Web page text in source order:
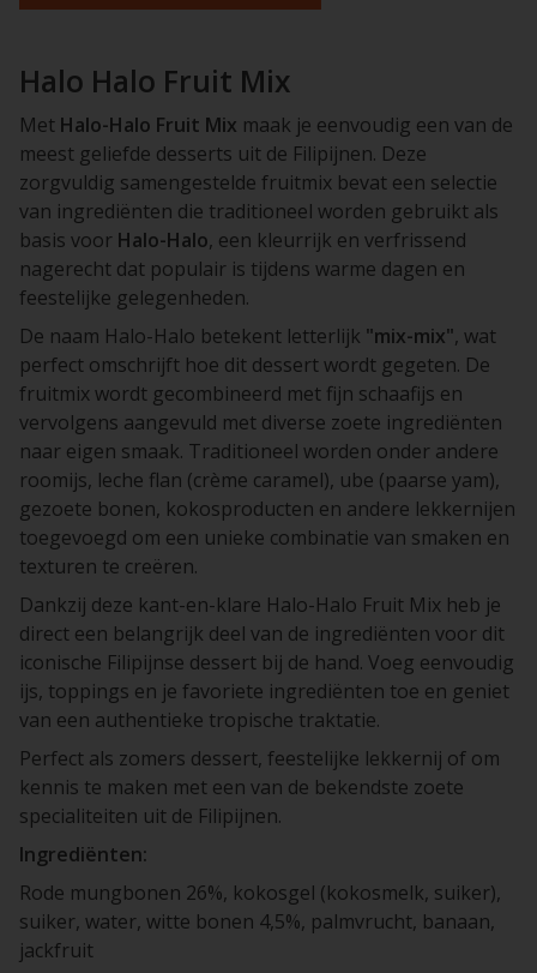
Halo Halo Fruit Mix
Met Halo-Halo Fruit Mix maak je eenvoudig een van de
meest geliefde desserts uit de Filipijnen. Deze
zorgvuldig samengestelde fruitmix bevat een selectie
van ingrediënten die traditioneel worden gebruikt als
basis voor Halo-Halo, een kleurrijk en verfrissend
nagerecht dat populair is tijdens warme dagen en
feestelijke gelegenheden.
De naam Halo-Halo betekent letterlijk "mix-mix", wat
perfect omschrijft hoe dit dessert wordt gegeten. De
fruitmix wordt gecombineerd met fijn schaafijs en
vervolgens aangevuld met diverse zoete ingrediënten
naar eigen smaak. Traditioneel worden onder andere
roomijs, leche flan (crème caramel), ube (paarse yam),
gezoete bonen, kokosproducten en andere lekkernijen
toegevoegd om een unieke combinatie van smaken en
texturen te creëren.
Dankzij deze kant-en-klare Halo-Halo Fruit Mix heb je
direct een belangrijk deel van de ingrediënten voor dit
iconische Filipijnse dessert bij de hand. Voeg eenvoudig
ijs, toppings en je favoriete ingrediënten toe en geniet
van een authentieke tropische traktatie.
Perfect als zomers dessert, feestelijke lekkernij of om
kennis te maken met een van de bekendste zoete
specialiteiten uit de Filipijnen.
Ingrediënten:
Rode mungbonen 26%, kokosgel (kokosmelk, suiker),
suiker, water, witte bonen 4,5%, palmvrucht, banaan,
jackfruit